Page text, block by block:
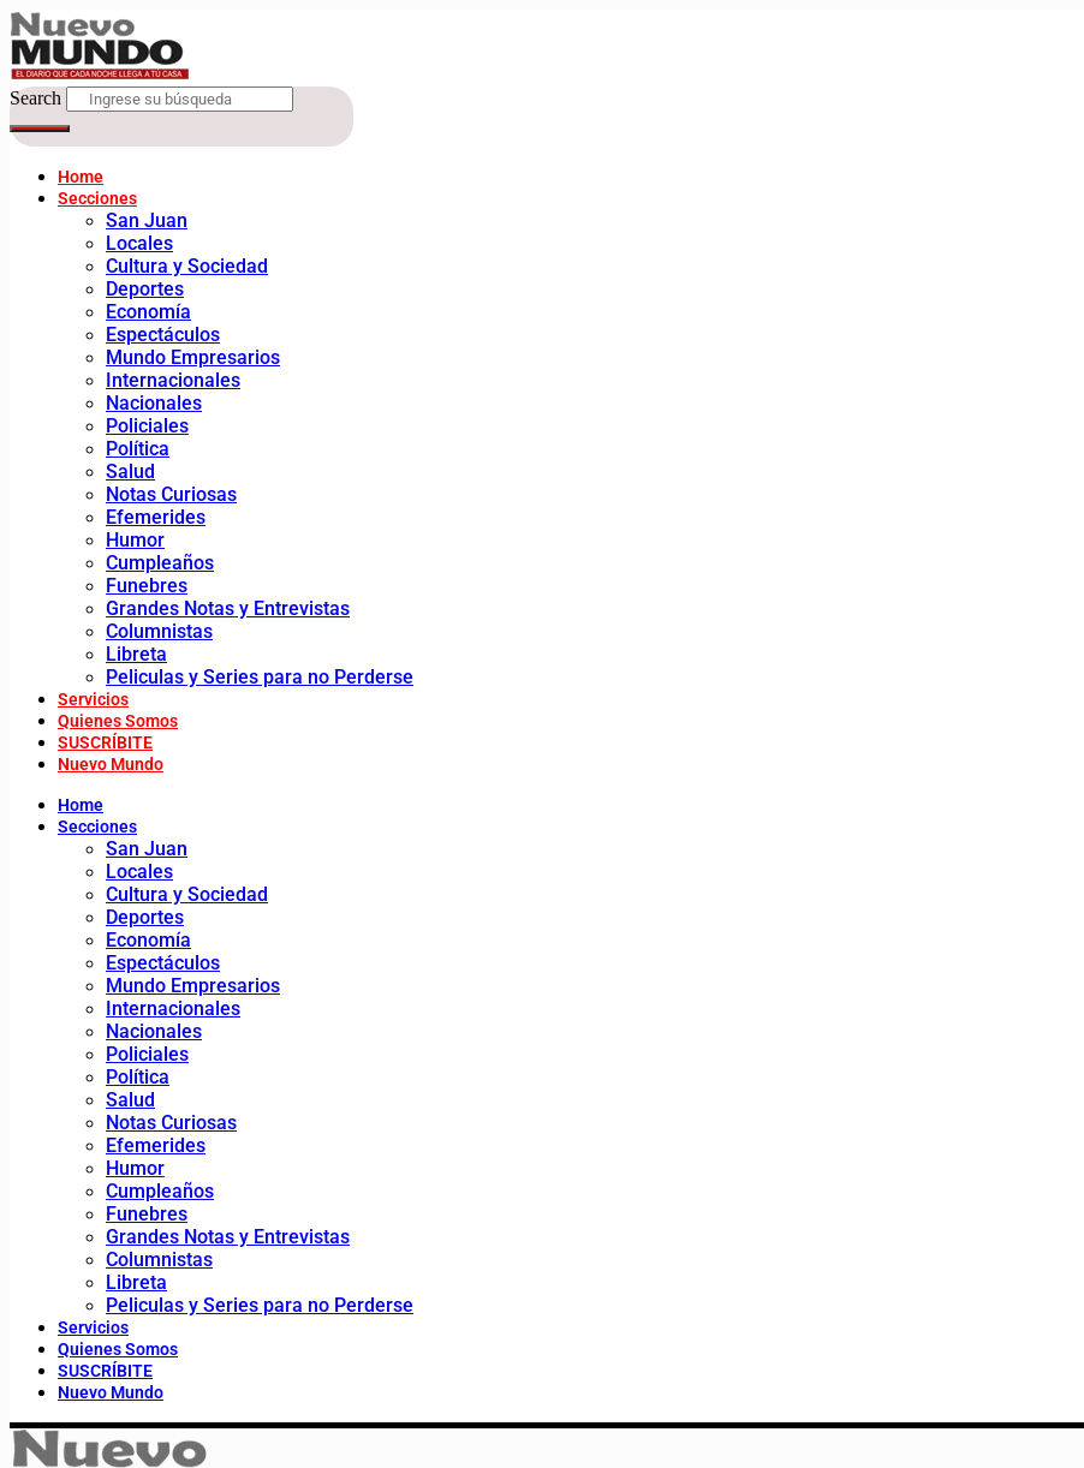
Search
Home
Secciones
San Juan
Locales
Cultura y Sociedad
Deportes
Economía
Espectáculos
Mundo Empresarios
Internacionales
Nacionales
Policiales
Política
Salud
Notas Curiosas
Efemerides
Humor
Cumpleaños
Funebres
Grandes Notas y Entrevistas
Columnistas
Libreta
Peliculas y Series para no Perderse
Servicios
Quienes Somos
SUSCRÍBITE
Nuevo Mundo
Home
Secciones
San Juan
Locales
Cultura y Sociedad
Deportes
Economía
Espectáculos
Mundo Empresarios
Internacionales
Nacionales
Policiales
Política
Salud
Notas Curiosas
Efemerides
Humor
Cumpleaños
Funebres
Grandes Notas y Entrevistas
Columnistas
Libreta
Peliculas y Series para no Perderse
Servicios
Quienes Somos
SUSCRÍBITE
Nuevo Mundo